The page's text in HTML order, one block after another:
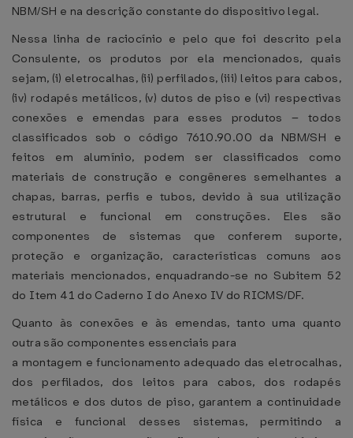
NBM/SH e na descrição constante do dispositivo legal.
Nessa linha de raciocínio e pelo que foi descrito pela
Consulente, os produtos por ela mencionados, quais
sejam, (i) eletrocalhas, (ii) perfilados, (iii) leitos para cabos,
(iv) rodapés metálicos, (v) dutos de piso e (vi) respectivas
conexões e emendas para esses produtos – todos
classificados sob o código 7610.90.00 da NBM/SH e
feitos em alumínio, podem ser classificados como
materiais de construção e congêneres semelhantes a
chapas, barras, perfis e tubos, devido à sua utilização
estrutural e funcional em construções. Eles são
componentes de sistemas que conferem suporte,
proteção e organização, características comuns aos
materiais mencionados, enquadrando-se no Subitem 52
do Item 41 do Caderno I do Anexo IV do RICMS/DF.
Quanto às conexões e às emendas, tanto uma quanto
outra são componentes essenciais para
a montagem e funcionamento adequado das eletrocalhas,
dos perfilados, dos leitos para cabos, dos rodapés
metálicos e dos dutos de piso, garantem a continuidade
física e funcional desses sistemas, permitindo a